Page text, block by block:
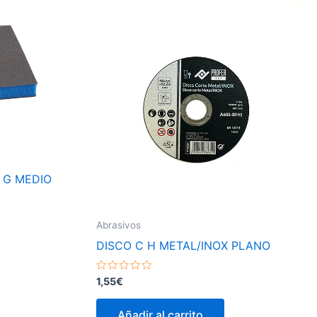
MEDIO
Abrasivos
DISCO C H METAL/INOX PLANO
Valorado
con
0
1,55€